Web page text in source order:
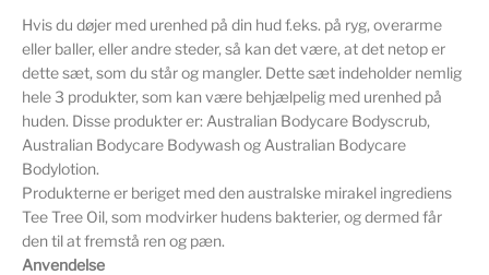
Hvis du døjer med urenhed på din hud f.eks. på ryg, overarme
eller baller, eller andre steder, så kan det være, at det netop er
dette sæt, som du står og mangler. Dette sæt indeholder nemlig
hele 3 produkter, som kan være behjælpelig med urenhed på
huden. Disse produkter er: Australian Bodycare Bodyscrub,
Australian Bodycare Bodywash og Australian Bodycare
Bodylotion.
Produkterne er beriget med den australske mirakel ingrediens
Tee Tree Oil, som modvirker hudens bakterier, og dermed får
den til at fremstå ren og pæn.
Anvendelse